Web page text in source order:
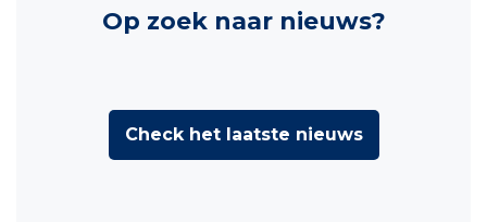
Op zoek naar nieuws?
Check het laatste nieuws